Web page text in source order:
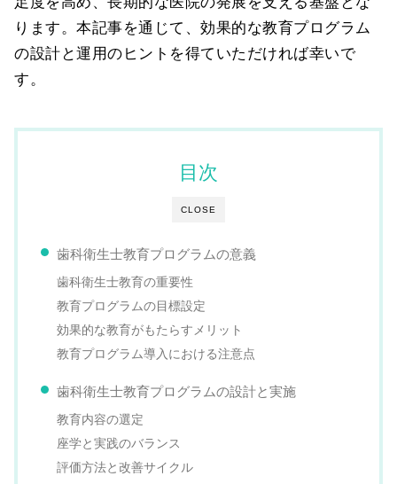
ります。本記事を通じて、効果的な教育プログラム
の設計と運用のヒントを得ていただければ幸いで
す。
CLOSE
目次
歯科衛生士教育プログラムの意義
歯科衛生士教育の重要性
教育プログラムの目標設定
効果的な教育がもたらすメリット
教育プログラム導入における注意点
歯科衛生士教育プログラムの設計と実施
教育内容の選定
座学と実践のバランス
評価方法と改善サイクル